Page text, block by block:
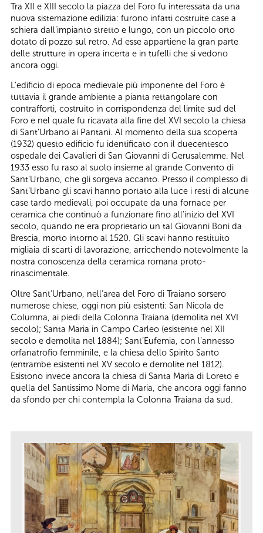
Tra XII e XIII secolo la piazza del Foro fu interessata da una
nuova sistemazione edilizia: furono infatti costruite case a
schiera dall’impianto stretto e lungo, con un piccolo orto
dotato di pozzo sul retro. Ad esse appartiene la gran parte
delle strutture in opera incerta e in tufelli che si vedono
ancora oggi.
L’edificio di epoca medievale più imponente del Foro è
tuttavia il grande ambiente a pianta rettangolare con
contrafforti, costruito in corrispondenza del limite sud del
Foro e nel quale fu ricavata alla fine del XVI secolo la chiesa
di Sant’Urbano ai Pantani. Al momento della sua scoperta
(1932) questo edificio fu identificato con il duecentesco
ospedale dei Cavalieri di San Giovanni di Gerusalemme. Nel
1933 esso fu raso al suolo insieme al grande Convento di
Sant’Urbano, che gli sorgeva accanto. Presso il complesso di
Sant’Urbano gli scavi hanno portato alla luce i resti di alcune
case tardo medievali, poi occupate da una fornace per
ceramica che continuò a funzionare fino all’inizio del XVI
secolo, quando ne era proprietario un tal Giovanni Boni da
Brescia, morto intorno al 1520. Gli scavi hanno restituito
migliaia di scarti di lavorazione, arricchendo notevolmente la
nostra conoscenza della ceramica romana proto-
rinascimentale.
Oltre Sant’Urbano, nell’area del Foro di Traiano sorsero
numerose chiese, oggi non più esistenti: San Nicola de
Columna, ai piedi della Colonna Traiana (demolita nel XVI
secolo); Santa Maria in Campo Carleo (esistente nel XII
secolo e demolita nel 1884); Sant’Eufemia, con l’annesso
orfanatrofio femminile, e la chiesa dello Spirito Santo
(entrambe esistenti nel XV secolo e demolite nel 1812).
Esistono invece ancora la chiesa di Santa Maria di Loreto e
quella del Santissimo Nome di Maria, che ancora oggi fanno
da sfondo per chi contempla la Colonna Traiana da sud.